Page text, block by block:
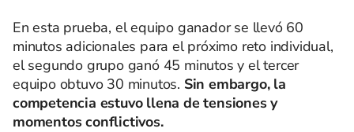
En esta prueba, el equipo ganador se llevó 60
minutos adicionales para el próximo reto individual,
el segundo grupo ganó 45 minutos y el tercer
equipo obtuvo 30 minutos. Sin embargo, la
competencia estuvo llena de tensiones y
momentos conflictivos.